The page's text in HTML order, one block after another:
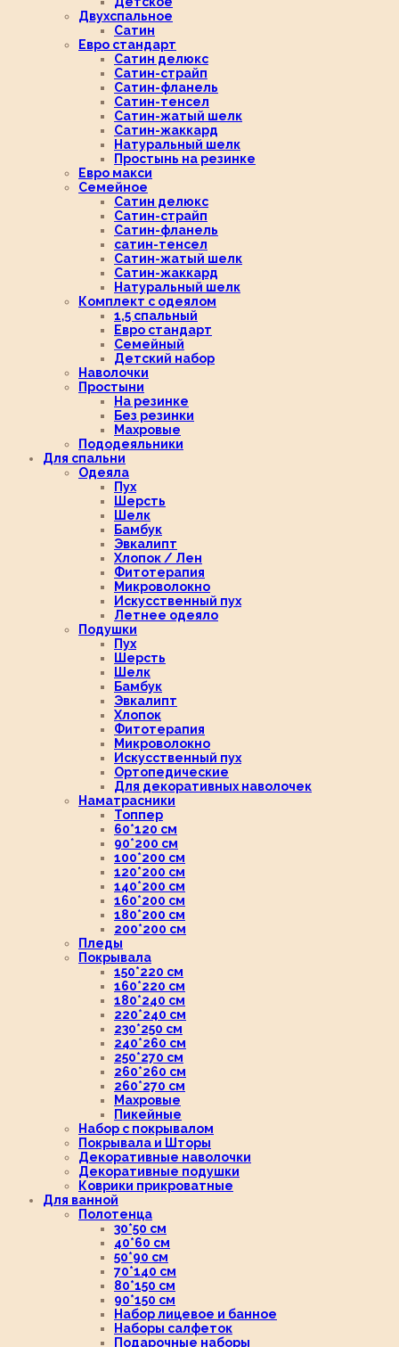
Двухспальное
Сатин
Евро стандарт
Сатин делюкс
Сатин-страйп
Сатин-фланель
Сатин-тенсел
Сатин-жатый шелк
Сатин-жаккард
Натуральный шелк
Простынь на резинке
Евро макси
Семейное
Сатин делюкс
Сатин-страйп
Сатин-фланель
сатин-тенсел
Сатин-жатый шелк
Сатин-жаккард
Натуральный шелк
Комплект с одеялом
1,5 спальный
Евро стандарт
Семейный
Детский набор
Наволочки
Простыни
На резинке
Без резинки
Махровые
Пододеяльники
Для спальни
Одеяла
Пух
Шерсть
Шелк
Бамбук
Эвкалипт
Хлопок / Лен
Фитотерапия
Микроволокно
Искусственный пух
Летнее одеяло
Подушки
Пух
Шерсть
Шелк
Бамбук
Эвкалипт
Хлопок
Фитотерапия
Микроволокно
Искусственный пух
Ортопедические
Для декоративных наволочек
Наматрасники
Топпер
60*120 см
90*200 см
100*200 см
120*200 см
140*200 см
160*200 см
180*200 см
200*200 см
Пледы
Покрывала
150*220 см
160*220 см
180*240 см
220*240 см
230*250 см
240*260 см
250*270 см
260*260 см
260*270 см
Махровые
Пикейные
Набор с покрывалом
Покрывала и Шторы
Декоративные наволочки
Декоративные подушки
Коврики прикроватные
Для ванной
Полотенца
30*50 см
40*60 см
50*90 см
70*140 см
80*150 см
90*150 см
Набор лицевое и банное
Наборы салфеток
Подарочные наборы